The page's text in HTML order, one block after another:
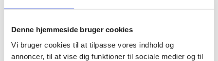
Denne hjemmeside bruger cookies
Vi bruger cookies til at tilpasse vores indhold og
annoncer, til at vise dig funktioner til sociale medier og til
Jeg oplever at mine idéer og forslag bliver hørt og taget i
betragtning, og jeg kan se, at de også bliver implementeret i
praksis.
- studentermedhjælper i STIL